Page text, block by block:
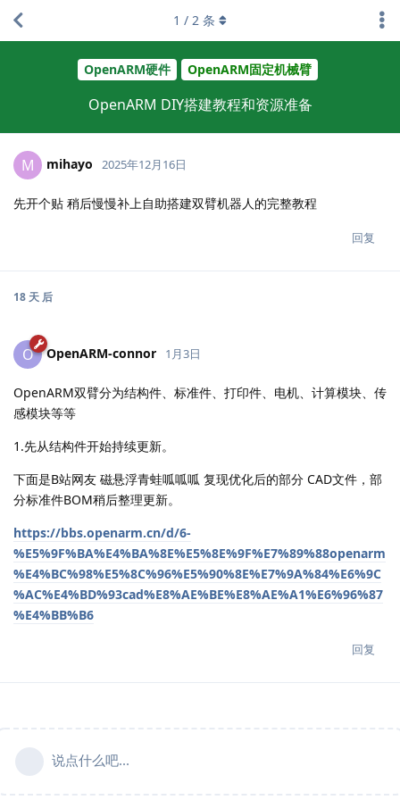
OpenARM硬件 OpenARM固定机械臂
OpenARM DIY搭建教程和资源准备
1 / 2 条
M mihayo 2025年12月16日
先开个贴 稍后慢慢补上自助搭建双臂机器人的完整教程
回复
18 天 后
O OpenARM-connor 1月3日
OpenARM双臂分为结构件、标准件、打印件、电机、计算模块、传
感模块等等
1.先从结构件开始持续更新。
下面是B站网友 磁悬浮青蛙呱呱呱 复现优化后的部分 CAD文件，部
分标准件BOM稍后整理更新。
https://bbs.openarm.cn/d/6-
%E5%9F%BA%E4%BA%8E%E5%8E%9F%E7%89%88openarm
%E4%BC%98%E5%8C%96%E5%90%8E%E7%9A%84%E6%9C
%AC%E4%BD%93cad%E8%AE%BE%E8%AE%A1%E6%96%87
%E4%BB%B6
回复
说点什么吧...